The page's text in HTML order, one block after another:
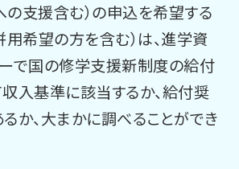
支援含む）の申込を希望する
用希望の方を含む）は、進学資
で国の修学支援新制度の給付
入基準に該当するか、給付奨
か、大まかに調べることができ